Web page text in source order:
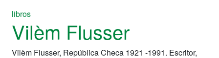
libros
Vilèm Flusser
Vilèm Flusser, República Checa 1921 -1991. Escritor,